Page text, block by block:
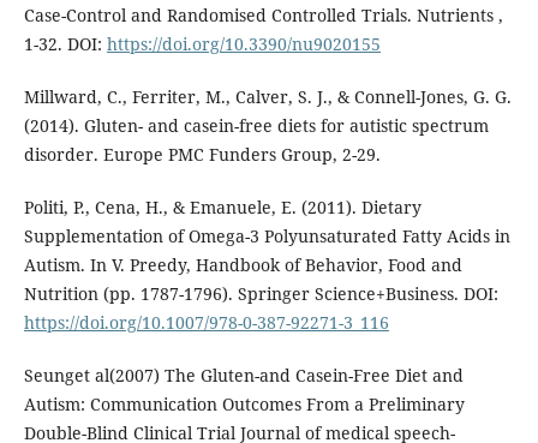
Case-Control and Randomised Controlled Trials. Nutrients ,
1-32. DOI: https://doi.org/10.3390/nu9020155
Millward, C., Ferriter, M., Calver, S. J., & Connell-Jones, G. G.
(2014). Gluten- and casein-free diets for autistic spectrum
disorder. Europe PMC Funders Group, 2-29.
Politi, P., Cena, H., & Emanuele, E. (2011). Dietary
Supplementation of Omega-3 Polyunsaturated Fatty Acids in
Autism. In V. Preedy, Handbook of Behavior, Food and
Nutrition (pp. 1787-1796). Springer Science+Business. DOI:
https://doi.org/10.1007/978-0-387-92271-3_116
Seunget al(2007) The Gluten-and Casein-Free Diet and
Autism: Communication Outcomes From a Preliminary
Double-Blind Clinical Trial Journal of medical speech-